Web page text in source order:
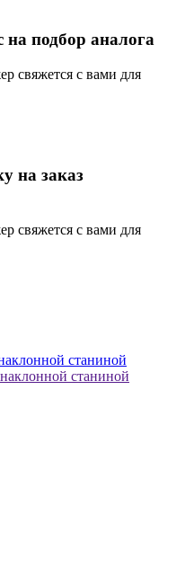
подбор аналога
свяжется с вами для
на заказ
свяжется с вами для
станиной
станиной